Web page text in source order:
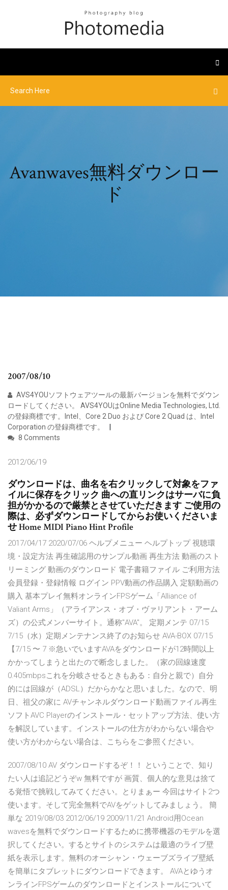
Avanwaves無料ダウンロー
ド
2007/08/10
AVS4YOUソフトウェアツールの最新バージョンを無料でダウン
ロードしてください。 AVS4YOUはOnline Media Technologies, Ltd.
の登録商標です。Intel、Core 2 Duo および Core 2 Quad は、Intel
Corporation の登録商標です。
8 Comments
2012/06/19
ダウンロードは、曲名を右クリックして対象をファ
イルに保存をクリック 曲への直リンクはサーバに負
担がかかるので厳禁とさせていただきます ご使用の
際は、必ずダウンロードしてからお使いくださいま
せ Home MIDI Piano Hint Profile
2017/04/17 2020/07/06 ヘルプメニュー ヘルプトップ 視聴環
境・設定方法 再生確認用のサンプル動画 再生方法 動画のスト
リーミング 動画のダウンロード 電子書籍ファイル ご利用方法
会員登録・登録情報 ログイン PPV動画の作品購入 定額動画の
購入 基本プレイ無料オンラインFPSゲーム「Alliance of
Valiant Arms」（アライアンス・オブ・ヴァリアント・アーム
ズ）の公式メンバーサイト。通称"AVA"。 定期メンテ 07/15
7/15（水）定期メンテナンス終了のお知らせ AVA-BOX 07/15
【7/15 〜 7 ※急いでいますAVAをダウンロードが12時間以上
かかってしまうと出たので断念しました。（家の回線速度
0.405mbpsこれを分岐させるときもある：自分と親で）自分
的には回線が（ADSL）だからかなと思いました。なので、明
日、祖父の家に AVチャンネルダウンロード動画ファイル再生
ソフトAVC Playerのインストール・セットアップ方法、使い方
を解説しています。インストールの仕方がわからない場合や
使い方がわからない場合は、こちらをご参照ください。
2007/08/10 AV ダウンロードするぞ！！ ということで、知り
たい人は追記どうぞw 無料ですが 画質、個人的な意見は捨て
る覚悟で挑戦してみてください。とりまぁー 今回はサイト2つ
使います。そして完全無料でAVをゲットしてみましょう。 簡
単な 2019/08/03 2012/06/19 2009/11/21 Android用Ocean
wavesを無料でダウンロードするために携帯機器のモデルを選
択してください。するとサイトのシステムは最適のライブ壁
紙を表示します。無料のオーシャン・ウェーブズライブ壁紙
を簡単にタブレットにダウンロードできます。 AVAとゆうオ
ンラインFPSゲームのダウンロードとインストールについて